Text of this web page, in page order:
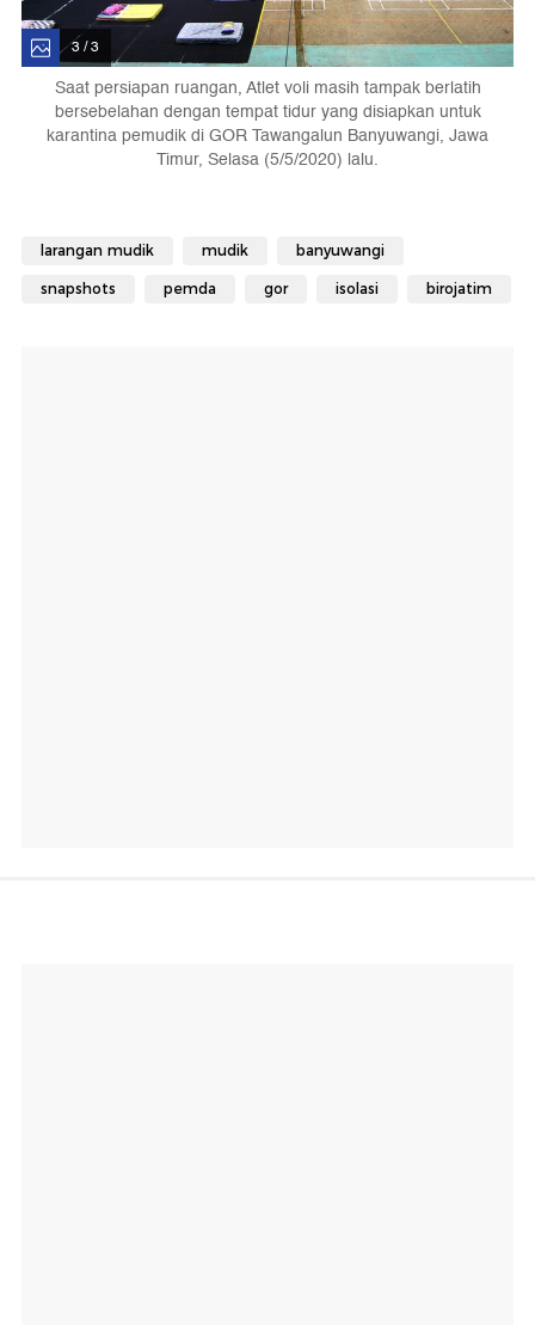
3 / 3
Saat persiapan ruangan, Atlet voli masih tampak berlatih
bersebelahan dengan tempat tidur yang disiapkan untuk
karantina pemudik di GOR Tawangalun Banyuwangi, Jawa
Timur, Selasa (5/5/2020) lalu.
larangan mudik mudik banyuwangi
snapshots pemda gor isolasi birojatim